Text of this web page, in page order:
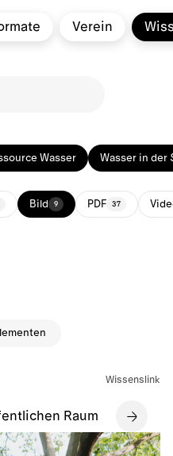
Verein
Wasser Wasser in der
Bild 9 PDF 37
Wissenslink
Raum